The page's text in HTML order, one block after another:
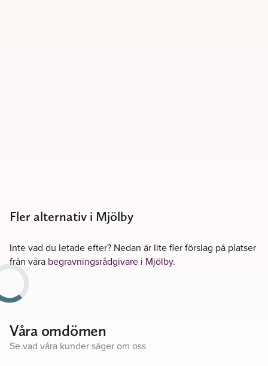
Fler alternativ i Mjölby
Inte vad du letade efter? Nedan är lite fler förslag på platser
från våra begravningsrådgivare i Mjölby.
Våra omdömen
Se vad våra kunder säger om oss